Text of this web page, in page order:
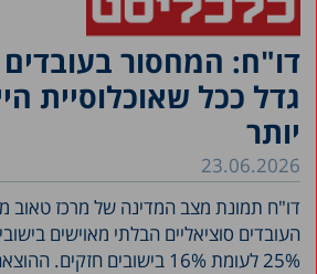
דו"ח: המחסור בעובדים
גדל ככל שאוכלוסיית
יותר
23.06.2026
דו"ח תמונת מצב המדינה של מרכז טאוב
העובדים סוציאליים הבלתי מאוישים
25% לעומת 16% בישובים חזקים. ההוצאה החברתית...